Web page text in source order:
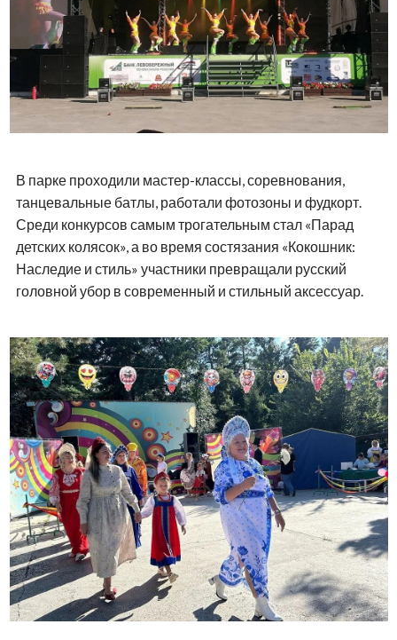
В парке проходили мастер-классы, соревнования,
танцевальные батлы, работали фотозоны и фудкорт.
Среди конкурсов самым трогательным стал «Парад
детских колясок», а во время состязания «Кокошник:
Наследие и стиль» участники превращали русский
головной убор в современный и стильный аксессуар.